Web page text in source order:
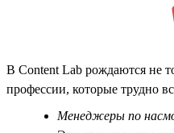
В Content Lab рождаются не
профессии, которые трудно
Менеджеры по